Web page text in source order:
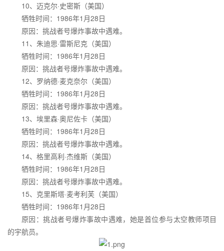
10、迈克尔·史密斯（美国）
牺牲时间：1986年1月28日
原因：挑战者号爆炸事故中遇难。
11、朱迪思·雷斯尼克（美国）
牺牲时间：1986年1月28日
原因：挑战者号爆炸事故中遇难。
12、罗纳德·麦克奈尔（美国）
牺牲时间：1986年1月28日
原因：挑战者号爆炸事故中遇难。
13、埃里森·奥尼佐卡（美国）
牺牲时间：1986年1月28日
原因：挑战者号爆炸事故中遇难。
14、格里高利·杰维斯（美国）
牺牲时间：1986年1月28日
原因：挑战者号爆炸事故中遇难。
15、克里斯塔·麦考利芙（美国）
牺牲时间：1986年1月28日
原因：挑战者号爆炸事故中遇难，她是首位参与太空教师项目
的宇航员。